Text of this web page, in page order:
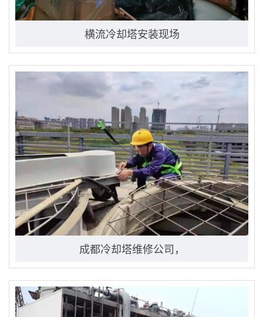
横流冷却塔安装现场
成都冷却塔维修公司，